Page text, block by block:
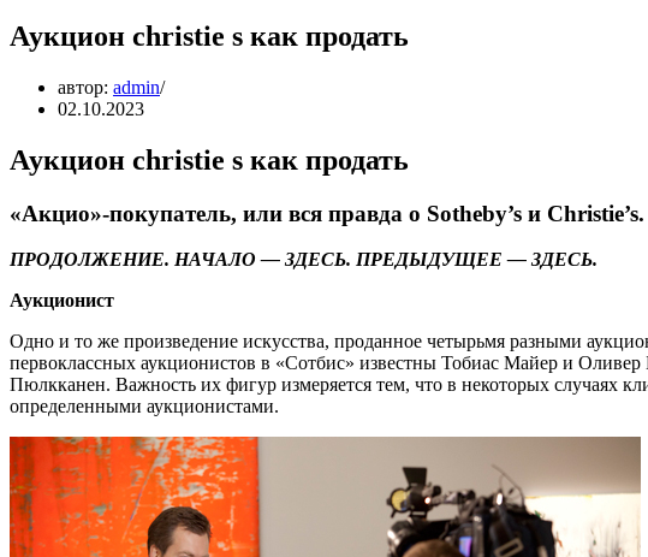
Аукцион christie s как продать
автор: admin
02.10.2023
Аукцион christie s как продать
«Акцио»-покупатель, или вся правда о Sotheby’s и
ПРОДОЛЖЕНИЕ. НАЧАЛО — ЗДЕСЬ. ПРЕДЫДУЩЕЕ — ЗДЕСЬ.
Аукционист
Одно и то же произведение искусства, проданное четырьмя разными
первоклассных аукционистов в «Сотбис» известны Тобиас Майер и
Пюлкканен. Важность их фигур измеряется тем, что в некоторых случаях
определенными аукционистами.